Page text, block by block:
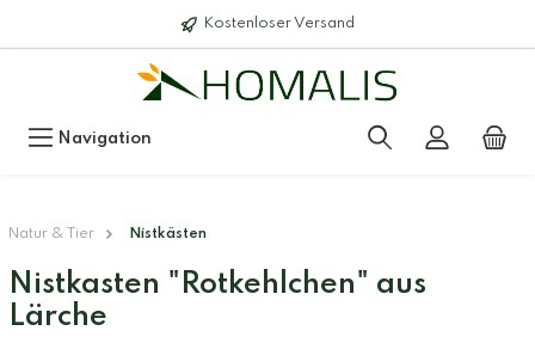
Kostenloser Versand
Navigation
Natur & Tier Nistkästen
Nistkasten "Rotkehlchen" aus
Lärche